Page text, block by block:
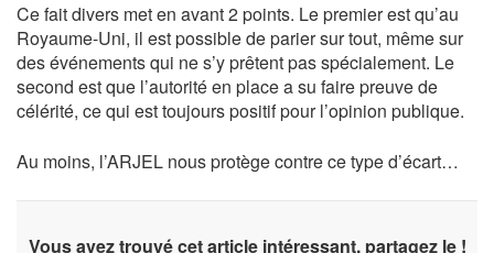
Ce fait divers met en avant 2 points. Le premier est qu’au
Royaume-Uni, il est possible de parier sur tout, même sur
des événements qui ne s’y prêtent pas spécialement. Le
second est que l’autorité en place a su faire preuve de
célérité, ce qui est toujours positif pour l’opinion publique.
Au moins, l’ARJEL nous protège contre ce type d’écart…
Vous avez trouvé cet article intéressant, partagez le !